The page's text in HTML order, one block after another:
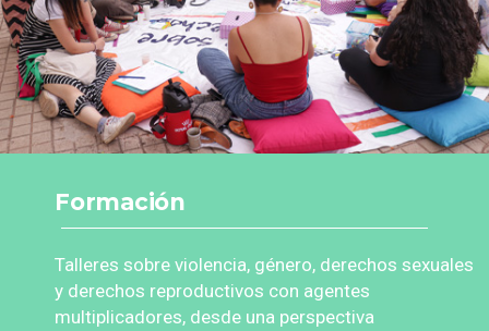
Formación
Talleres sobre violencia, género, derechos sexuales
y derechos reproductivos con agentes
multiplicadores, desde una perspectiva